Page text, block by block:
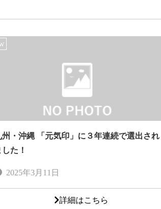
州・沖縄 「元気印」に３年連続で選出され
した！
2025年3月11日
詳細はこちら